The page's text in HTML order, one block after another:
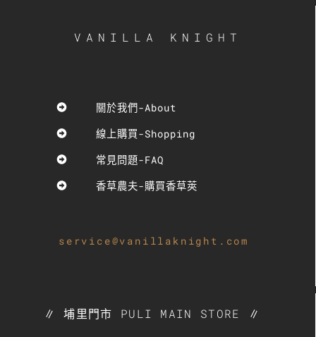
VANILLA KNIGHT
關於我們-About
線上購買-Shopping
常見問題-FAQ
香草農夫-購買香草莢
service@vanillaknight.com
∥ 埔里門市 PULI MAIN STORE ∥